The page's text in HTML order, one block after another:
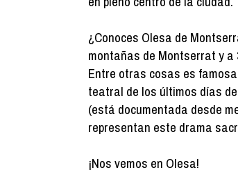
¿Conoces Olesa de
montañas de Montserrat y a
Entre otras cosas es
teatral de los últimos días
(está documentada desde
representan este drama
¡Nos vemos en Olesa!